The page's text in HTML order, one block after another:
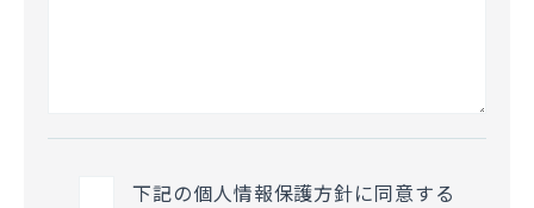
下記の個人情報保護方針に同意する